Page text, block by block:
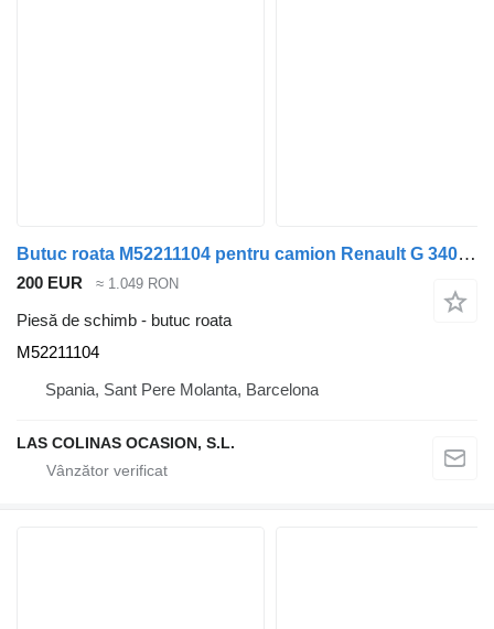
Butuc roata M52211104 pentru camion Renault G 340 TI Manager /Maxter E1/E2
200 EUR ≈ 1.049 RON
Piesă de schimb - butuc roata
M52211104
Spania, Sant Pere Molanta, Barcelona
LAS COLINAS OCASION, S.L.